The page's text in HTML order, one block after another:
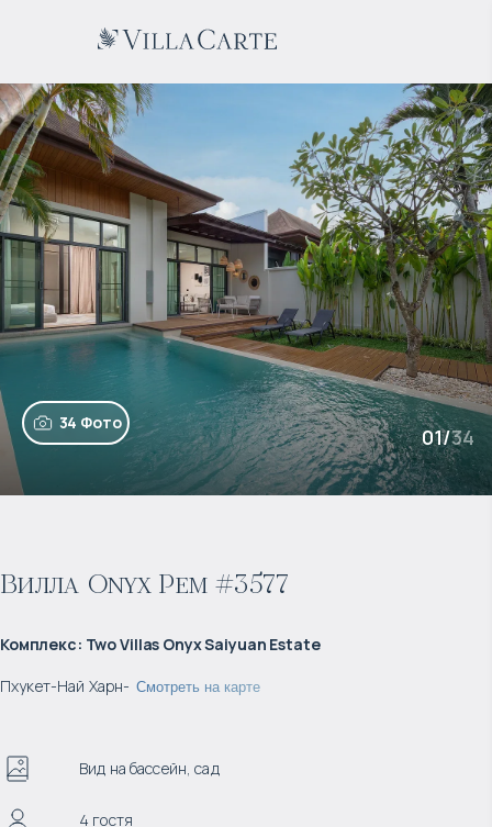
34 Фото
01/34
Вилла Onyx Pem #3577
Комплекс: Two Villas Onyx Saiyuan Estate
Пхукет-Най Харн- Смотреть на карте
Вид на бассейн, сад
4 гостя